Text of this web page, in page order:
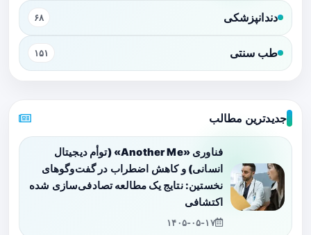
دندانپزشکی ۶۸
طب سنتی ۱۵۱
جدیدترین مطالب
فناوری «Another Me» (توأم دیجیتال
انسانی) و کاهش اضطراب در گفت‌وگوهای
نخستین: نتایج یک مطالعه تصادفی‌سازی شده
اکتشافی
۱۴۰۵-۰۵-۱۷